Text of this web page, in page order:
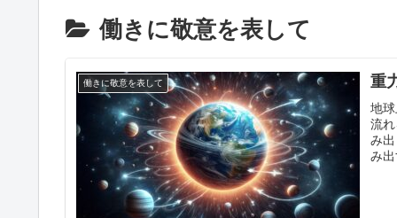
働きに敬意を表して
働きに敬意を表して 重
地
流
み
み